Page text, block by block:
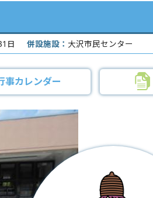
日 併設施設： 大沢市民センター
事カレンダー